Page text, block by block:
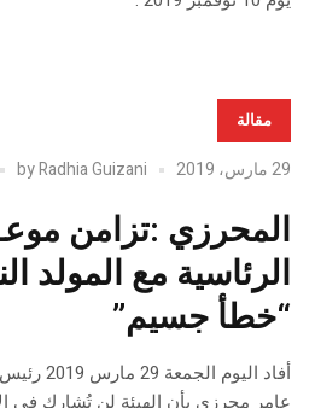
مقالة
29 مارس، 2019 byRadhia Guizani
المحرزي :تزامن
الرئاسية مع المولد
“خطأ جسيم”
أفاد
عامر محرزي بأن الهيئة لن تُشارك في